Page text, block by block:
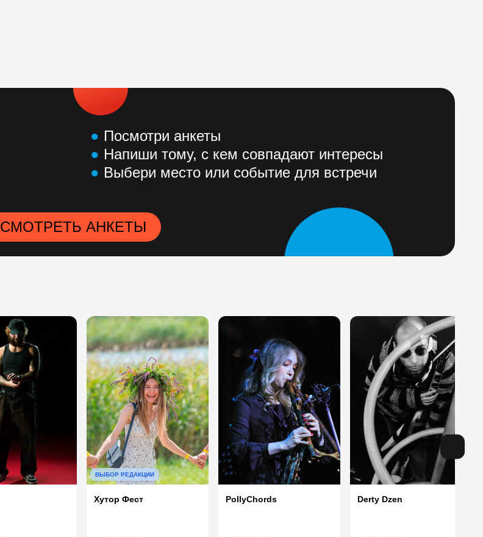
● Посмотри анкеты
● Напиши тому, с кем совпадают интересы
● Выбери место или событие для встречи
СМОТРЕТЬ АНКЕТЫ
ВЫБОР РЕДАКЦИИ
Хутор Фест PollyChords Derty Dzen